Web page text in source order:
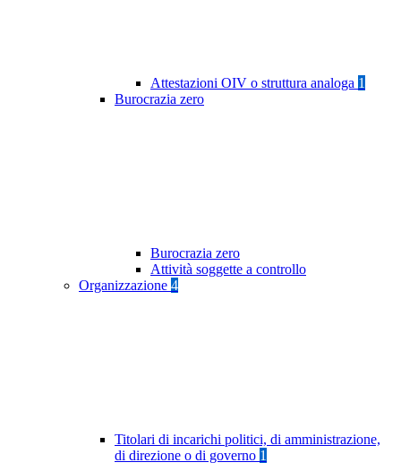
Attestazioni OIV o struttura analoga 1
Burocrazia zero
Burocrazia zero
Attività soggette a controllo
Organizzazione 4
Titolari di incarichi politici, di amministrazione,
di direzione o di governo 1